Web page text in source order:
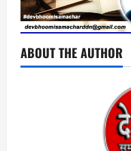
ABOUT THE AUTHOR